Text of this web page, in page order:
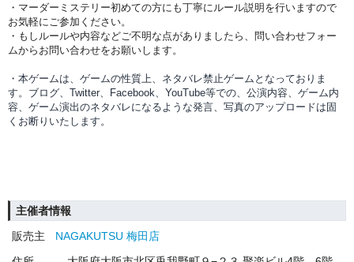
・マーダーミステリー初めての方にも丁寧にルール説明を行いますので
お気軽にご参加ください。
・もしルールや内容などご不明な点がありましたら、問い合わせフォー
ムからお問い合わせをお願いします。
・本ゲームは、ゲームの性質上、ネタバレ禁止ゲームとなっておりま
す。ブログ、Twitter、Facebook、YouTube等での、 公演内容、 ゲーム内
容、ゲーム演出のネタバレになるような発言、写真のアップロードは固
くお断りいたします。
主催者情報
販売主
NAGAKUTSU 梅田店